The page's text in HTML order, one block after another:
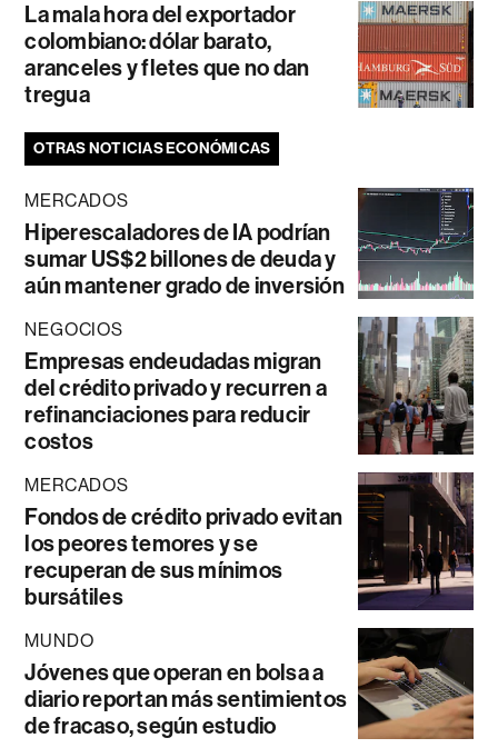
La mala hora del exportador
colombiano: dólar barato,
aranceles y fletes que no dan
tregua
OTRAS NOTICIAS ECONÓMICAS
MERCADOS
Hiperescaladores de IA podrían
sumar US$2 billones de deuda y
aún mantener grado de inversión
NEGOCIOS
Empresas endeudadas migran
del crédito privado y recurren a
refinanciaciones para reducir
costos
MERCADOS
Fondos de crédito privado evitan
los peores temores y se
recuperan de sus mínimos
bursátiles
MUNDO
Jóvenes que operan en bolsa a
diario reportan más sentimientos
de fracaso, según estudio